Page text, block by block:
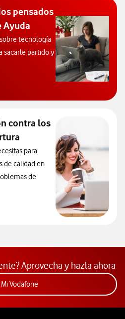
pensados
Ayuda
tecnología
sacarle partido y
contra los
para
de calidad en
de
la solución contra los problemas de
Aprovecha y hazla ahora
Mi VodafoneAcceder a la app Mi